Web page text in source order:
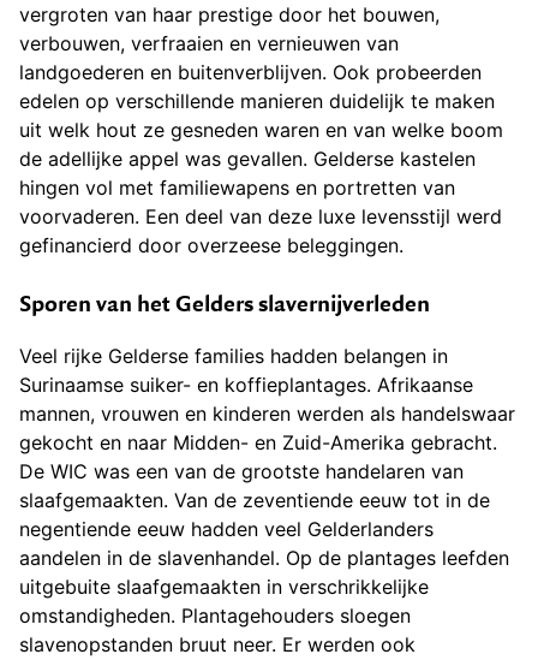
vergroten van haar prestige door het bouwen,
verbouwen, verfraaien en vernieuwen van
landgoederen en buitenverblijven. Ook probeerden
edelen op verschillende manieren duidelijk te maken
uit welk hout ze gesneden waren en van welke boom
de adellijke appel was gevallen. Gelderse kastelen
hingen vol met familiewapens en portretten van
voorvaderen. Een deel van deze luxe levensstijl werd
gefinancierd door overzeese beleggingen.
Sporen van het Gelders slavernijverleden
Veel rijke Gelderse families hadden belangen in
Surinaamse suiker- en koffieplantages. Afrikaanse
mannen, vrouwen en kinderen werden als handelswaar
gekocht en naar Midden- en Zuid-Amerika gebracht.
De WIC was een van de grootste handelaren van
slaafgemaakten. Van de zeventiende eeuw tot in de
negentiende eeuw hadden veel Gelderlanders
aandelen in de slavenhandel. Op de plantages leefden
uitgebuite slaafgemaakten in verschrikkelijke
omstandigheden. Plantagehouders sloegen
slavenopstanden bruut neer. Er werden ook